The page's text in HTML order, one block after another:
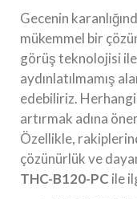
Gecenin
mükemmel bir
görüş teknolojisi ile
aydınlatılmamış
edebiliriz.
artırmak adına
Özellikle,
çözünürlük ve
THC-B120-PC ile